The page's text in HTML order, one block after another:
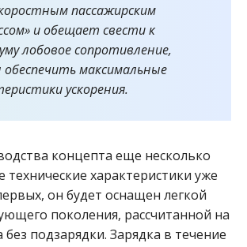
пассажирским
и обещает свести к
лобовое сопротивление,
максимальные
ускорения.
концепта еще несколько
технические характеристики уже
он будет оснащен легкой
поколения, рассчитанной на
без подзарядки. Зарядка в течение